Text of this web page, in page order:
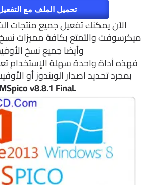
تحميل الملف مع
الآن يمكنك تفعيل جميع منتجات
ميكرسوفت والتمتع بكافة مميزات نسخ
وأيضا جميع نسخ
فهذه أداة واحدة سهلة الإستخدام
بمجرد تحديد اصدار الويندوز أو